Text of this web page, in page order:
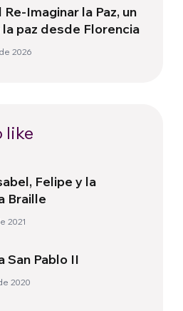
Imaginar la Paz, un
la paz desde Florencia
2026
like
Felipe y la
Braille
2021
San Pablo II
2020